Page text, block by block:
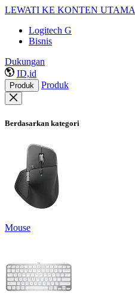
LEWATI KE KONTEN UTAMA
Logitech G
Bisnis
Dukungan
ID,id
Produk Produk
Berdasarkan kategori
Mouse